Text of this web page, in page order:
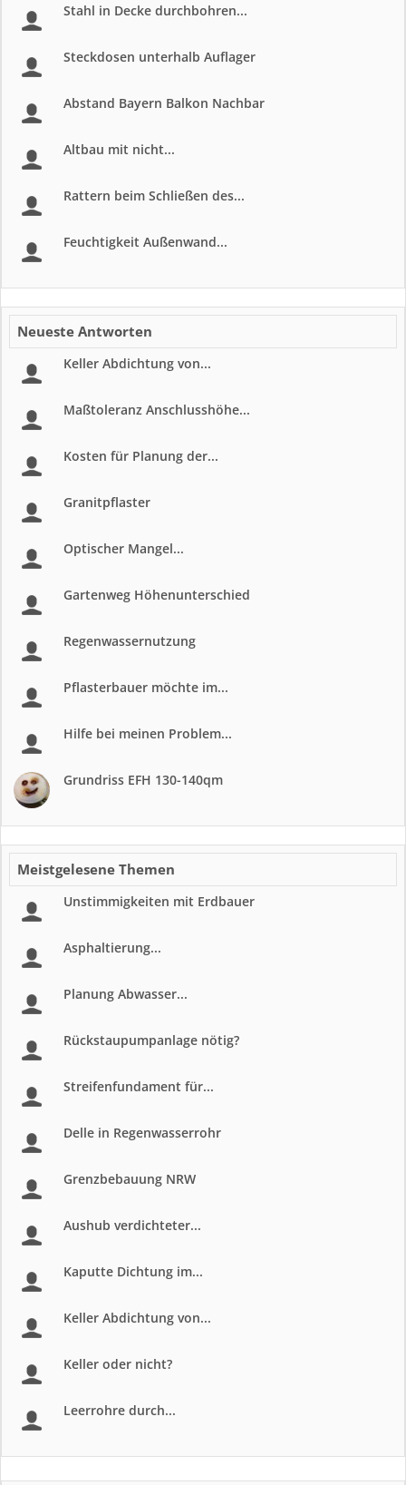
Stahl in Decke durchbohren...
Steckdosen unterhalb Auflager
Abstand Bayern Balkon Nachbar
Altbau mit nicht...
Rattern beim Schließen des...
Feuchtigkeit Außenwand...
Neueste Antworten
Keller Abdichtung von...
Maßtoleranz Anschlusshöhe...
Kosten für Planung der...
Granitpflaster
Optischer Mangel...
Gartenweg Höhenunterschied
Regenwassernutzung
Pflasterbauer möchte im...
Hilfe bei meinen Problem...
Grundriss EFH 130-140qm
Meistgelesene Themen
Unstimmigkeiten mit Erdbauer
Asphaltierung...
Planung Abwasser...
Rückstaupumpanlage nötig?
Streifenfundament für...
Delle in Regenwasserrohr
Grenzbebauung NRW
Aushub verdichteter...
Kaputte Dichtung im...
Keller Abdichtung von...
Keller oder nicht?
Leerrohre durch...